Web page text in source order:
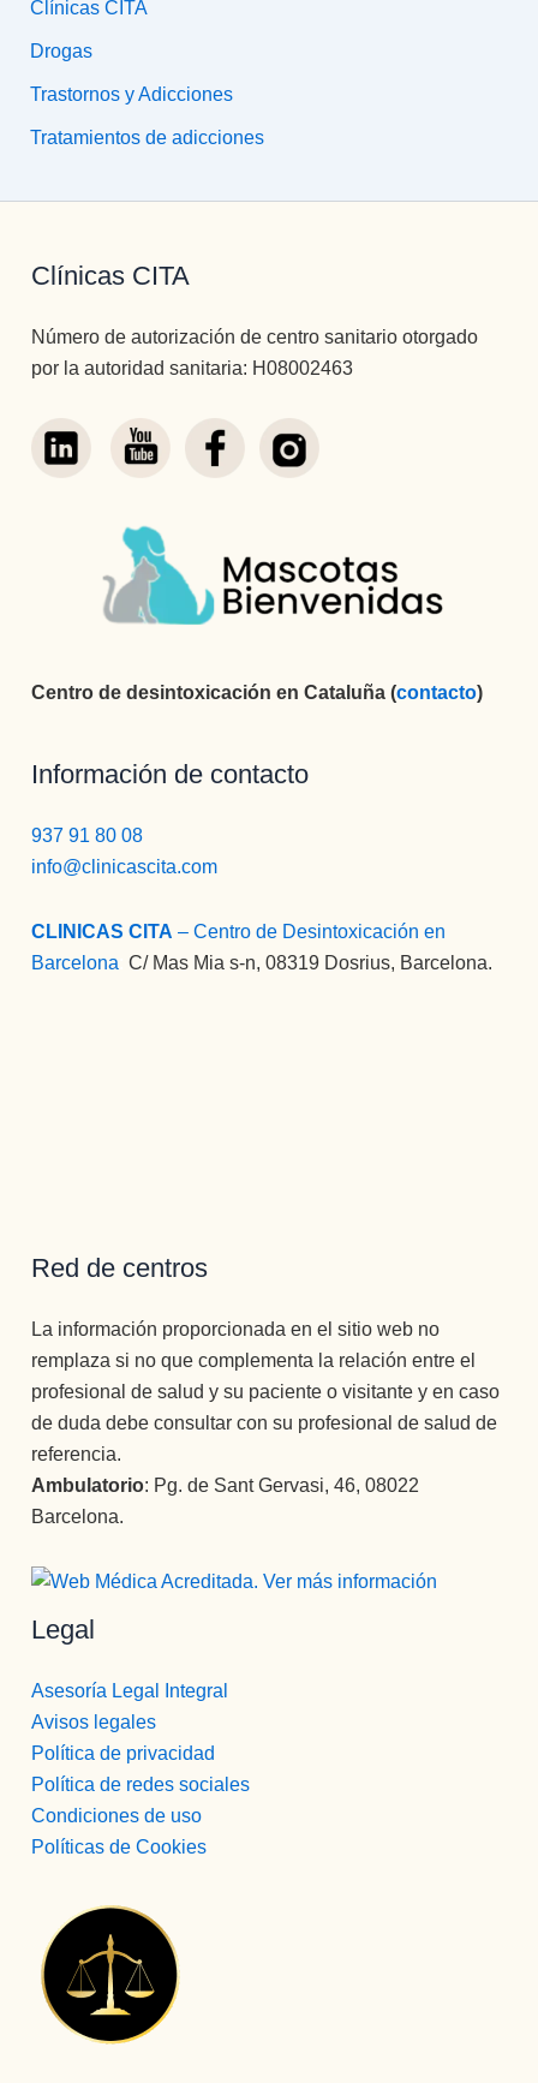
Clínicas CITA
Drogas
Trastornos y Adicciones
Tratamientos de adicciones
Clínicas CITA
Número de autorización de centro sanitario otorgado
por la autoridad sanitaria: H08002463
Centro de desintoxicación en Cataluña (contacto)
Información de contacto
937 91 80 08
info@clinicascita.com
CLINICAS CITA – Centro de Desintoxicación en
Barcelona :C/ Mas Mia s-n, 08319 Dosrius, Barcelona.
Red de centros
La información proporcionada en el sitio web no
remplaza si no que complementa la relación entre el
profesional de salud y su paciente o visitante y en caso
de duda debe consultar con su profesional de salud de
referencia.
Ambulatorio: Pg. de Sant Gervasi, 46, 08022
Barcelona.
Legal
Asesoría Legal Integral
Avisos legales
Política de privacidad
Política de redes sociales
Condiciones de uso
Políticas de Cookies